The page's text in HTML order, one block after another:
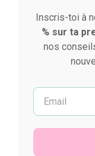
Inscris-toi à
% sur ta
nos